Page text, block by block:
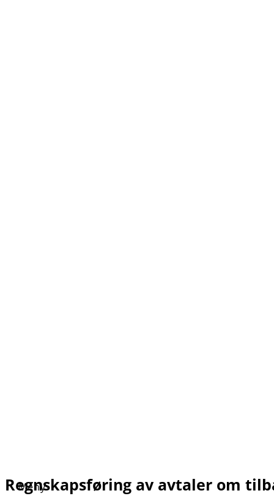
Regnskapsføring av avtaler om